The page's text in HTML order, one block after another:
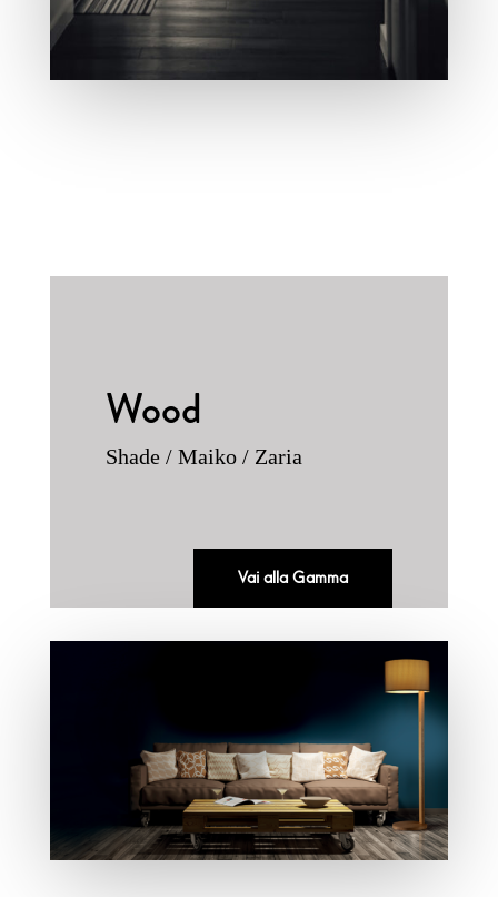
Wood
Shade / Maiko / Zaria
Vai alla Gamma